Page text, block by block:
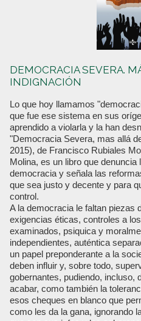
DEMOCRACIA SEVERA.
INDIGNACIÓN
Lo que hoy llamamos
que fue ese sistema en sus
aprendido a violarla y la han
"Democracia Severa, mas allá
2015), de Francisco Rubiales
Molina, es un libro que denuncia
democracia y señala las
que sea justo y decente y para
control.
A la democracia le faltan piezas
exigencias éticas, controles a
examinados, psiquica y
independientes, auténtica
un papel preponderante a la
deben influir y, sobre todo,
gobernantes, pudiendo, incluso,
acabar, como también la
esos cheques en blanco que
como les da la gana, ignorando